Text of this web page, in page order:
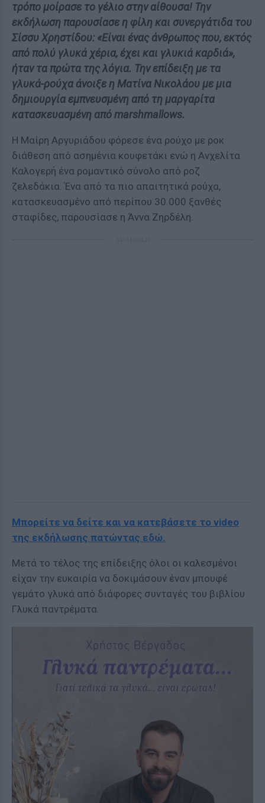
τρόπο μοίρασε το γέλιο στην αίθουσα! Την
εκδήλωση παρουσίασε η φίλη και συνεργάτιδα του
Σίσσυ Χρηστίδου: «Είναι ένας άνθρωπος που, εκτός
από πολύ γλυκά χέρια, έχει και γλυκιά καρδιά»,
ήταν τα πρώτα της λόγια. Την επίδειξη με τα
γλυκά-ρούχα άνοιξε η Ματίνα Νικολάου με μια
δημιουργία εμπνευσμένη από τη μαργαρίτα
κατασκευασμένη από marshmallows.
H Μαίρη Αργυριάδου φόρεσε ένα ρούχο με ροκ
διάθεση από ασημένια κουφετάκι ενώ η Ανχελίτα
Καλογερή ένα ρομαντικό σύνολο από ροζ
ζελεδάκια. Ένα από τα πιο απαιτητικά ρούχα,
κατασκευασμένο από περίπου 30.000 ξανθές
σταφίδες, παρουσίασε η Άννα Ζηρδέλη.
Μπορείτε να δείτε και να κατεβάσετε το video
της εκδήλωσης πατώντας εδώ.
Μετά το τέλος της επίδειξης όλοι οι καλεσμένοι
είχαν την ευκαιρία να δοκιμάσουν έναν μπουφέ
γεμάτο γλυκά από διάφορες συνταγές του βιβλίου
Γλυκά παντρέματα.